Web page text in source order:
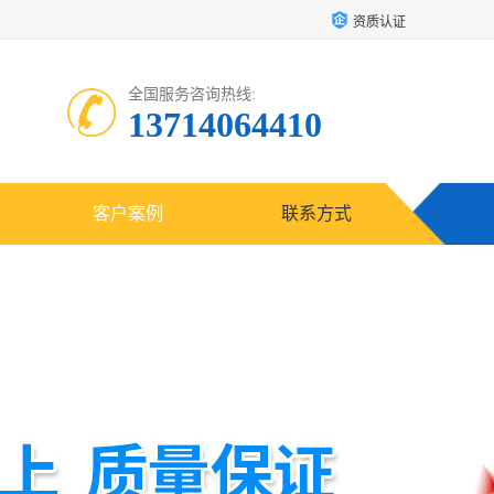
资质认证
全国服务咨询热线:
13714064410
客户案例 联系方式